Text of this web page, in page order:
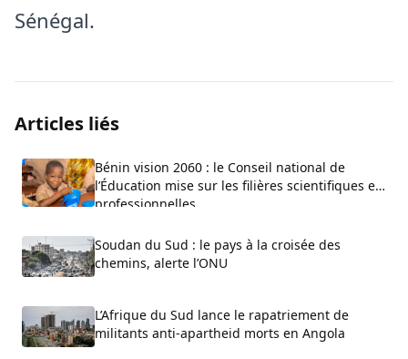
Sénégal.
Articles liés
Bénin vision 2060 : le Conseil national de
l’Éducation mise sur les filières scientifiques et
professionnelles
Soudan du Sud : le pays à la croisée des
chemins, alerte l’ONU
L’Afrique du Sud lance le rapatriement de
militants anti-apartheid morts en Angola